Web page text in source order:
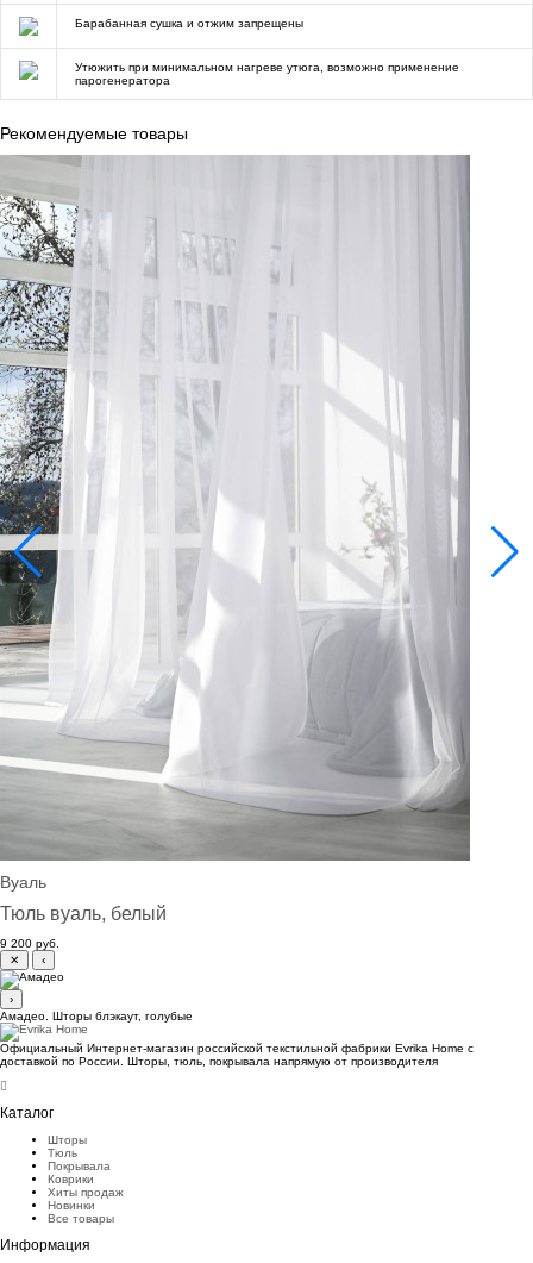
Барабанная сушка и отжим запрещены
Утюжить при минимальном нагреве утюга, возможно применение
парогенератора
Рекомендуемые товары
Вуаль
Тюль вуаль, белый
9 200 руб.
✕
‹
›
Амадео. Шторы блэкаут, голубые
Официальный Интернет-магазин российской текстильной фабрики Evrika Home c
доставкой по России. Шторы, тюль, покрывала напрямую от производителя
Каталог
Шторы
Тюль
Покрывала
Коврики
Хиты продаж
Новинки
Все товары
Информация